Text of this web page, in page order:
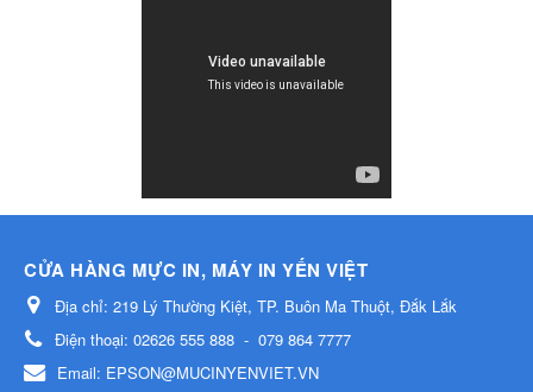
CỬA HÀNG MỰC IN, MÁY IN YẾN VIỆT
Địa chỉ: 219 Lý Thường Kiệt, TP. Buôn Ma Thuột, Đắk Lắk
Điện thoại: 02626 555 888 - 079 864 7777
Email: EPSON@MUCINYENVIET.VN